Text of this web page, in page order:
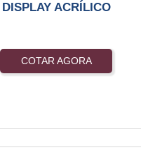
DISPLAY ACRÍLICO
COTAR AGORA